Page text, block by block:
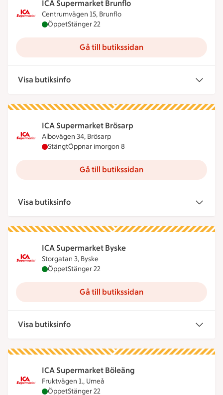
ICA Supermarket Brunflo
Centrumvägen 15, Brunflo
ICA Supermarket Brunflo är öppen nu, stänger
ÖppetStänger 22
Gå till butikssidan
Visa butiksinfo
ICA Supermarket Brösarp
Albovägen 34, Brösarp
ICA Supermarket Brösarp har stängt idag,
StängtÖppnar imorgon 8
Gå till butikssidan
Visa butiksinfo
ICA Supermarket Byske
Storgatan 3, Byske
ICA Supermarket Byske är öppen nu, stänger
ÖppetStänger 22
Gå till butikssidan
Visa butiksinfo
ICA Supermarket Böleäng
Fruktvägen 1., Umeå
ICA Supermarket Böleäng är öppen nu, stänger
ÖppetStänger 22